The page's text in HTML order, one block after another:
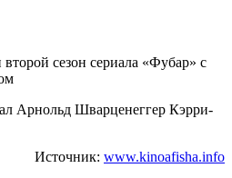
Арнольд Шварценеггер Кэрри-
Источник: www.kinoafisha.info